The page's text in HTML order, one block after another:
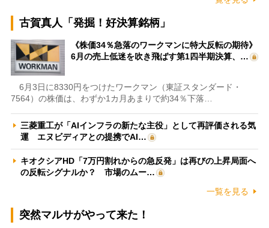
古賀真人「発掘！好決算銘柄」
《株価34％急落のワークマンに特大反転の期待》
6月の売上低迷を吹き飛ばす第1四半期決算、…
6月3日に8330円をつけたワークマン（東証スタンダード・
7564）の株価は、わずか1カ月あまりで約34％下落…
三菱重工が「AIインフラの新たな主役」として再評価される気
運 エヌビディアとの提携でAI…
キオクシアHD「7万円割れからの急反発」は再びの上昇局面へ
の反転シグナルか？ 市場のムー…
一覧を見る
突然マルサがやって来た！